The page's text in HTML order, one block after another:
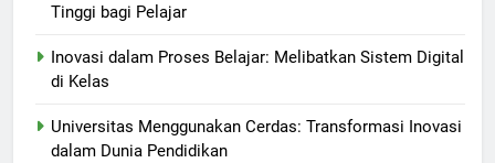
Tinggi bagi Pelajar
Inovasi dalam Proses Belajar: Melibatkan Sistem Digital
di Kelas
Universitas Menggunakan Cerdas: Transformasi Inovasi
dalam Dunia Pendidikan